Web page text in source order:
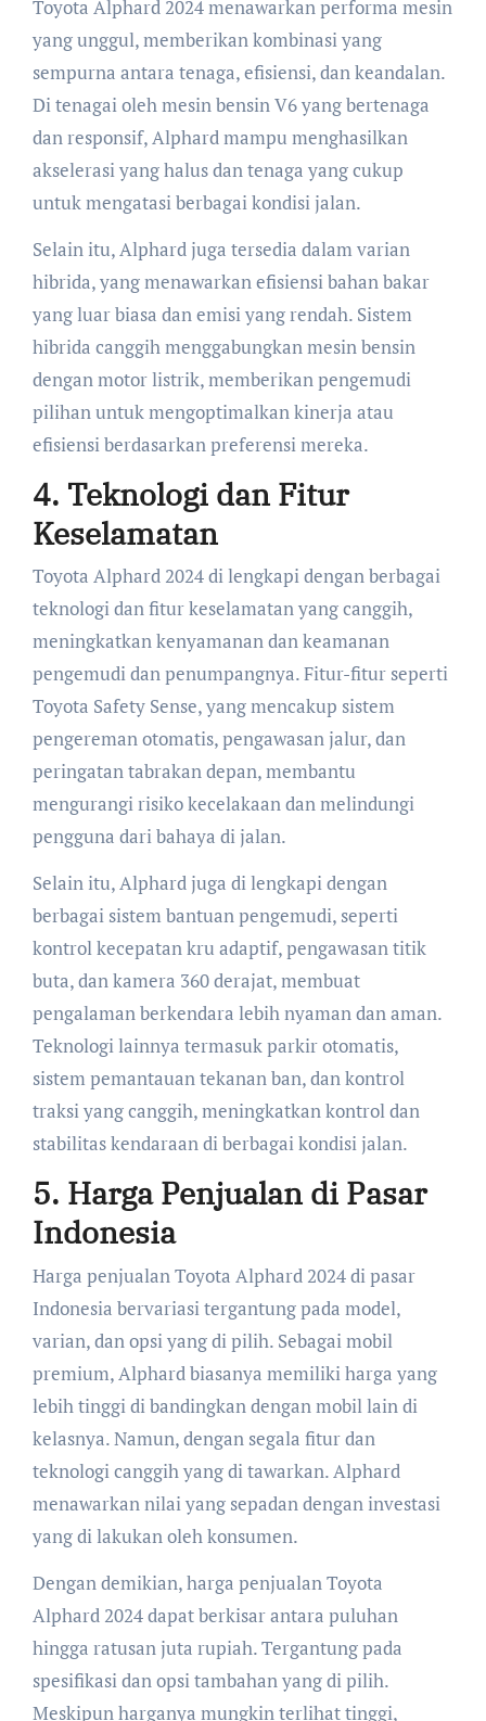
Toyota Alphard 2024 menawarkan performa mesin
yang unggul, memberikan kombinasi yang
sempurna antara tenaga, efisiensi, dan keandalan.
Di tenagai oleh mesin bensin V6 yang bertenaga
dan responsif, Alphard mampu menghasilkan
akselerasi yang halus dan tenaga yang cukup
untuk mengatasi berbagai kondisi jalan.
Selain itu, Alphard juga tersedia dalam varian
hibrida, yang menawarkan efisiensi bahan bakar
yang luar biasa dan emisi yang rendah. Sistem
hibrida canggih menggabungkan mesin bensin
dengan motor listrik, memberikan pengemudi
pilihan untuk mengoptimalkan kinerja atau
efisiensi berdasarkan preferensi mereka.
4. Teknologi dan Fitur
Keselamatan
Toyota Alphard 2024 di lengkapi dengan berbagai
teknologi dan fitur keselamatan yang canggih,
meningkatkan kenyamanan dan keamanan
pengemudi dan penumpangnya. Fitur-fitur seperti
Toyota Safety Sense, yang mencakup sistem
pengereman otomatis, pengawasan jalur, dan
peringatan tabrakan depan, membantu
mengurangi risiko kecelakaan dan melindungi
pengguna dari bahaya di jalan.
Selain itu, Alphard juga di lengkapi dengan
berbagai sistem bantuan pengemudi, seperti
kontrol kecepatan kru adaptif, pengawasan titik
buta, dan kamera 360 derajat, membuat
pengalaman berkendara lebih nyaman dan aman.
Teknologi lainnya termasuk parkir otomatis,
sistem pemantauan tekanan ban, dan kontrol
traksi yang canggih, meningkatkan kontrol dan
stabilitas kendaraan di berbagai kondisi jalan.
5. Harga Penjualan di Pasar
Indonesia
Harga penjualan Toyota Alphard 2024 di pasar
Indonesia bervariasi tergantung pada model,
varian, dan opsi yang di pilih. Sebagai mobil
premium, Alphard biasanya memiliki harga yang
lebih tinggi di bandingkan dengan mobil lain di
kelasnya. Namun, dengan segala fitur dan
teknologi canggih yang di tawarkan. Alphard
menawarkan nilai yang sepadan dengan investasi
yang di lakukan oleh konsumen.
Dengan demikian, harga penjualan Toyota
Alphard 2024 dapat berkisar antara puluhan
hingga ratusan juta rupiah. Tergantung pada
spesifikasi dan opsi tambahan yang di pilih.
Meskipun harganya mungkin terlihat tinggi,